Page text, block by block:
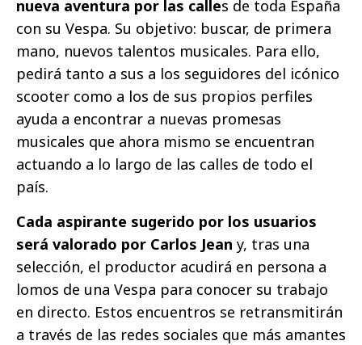
nueva aventura por las calles de toda España
con su Vespa. Su objetivo: buscar, de primera
mano, nuevos talentos musicales. Para ello,
pedirá tanto a sus a los seguidores del icónico
scooter como a los de sus propios perfiles
ayuda a encontrar a nuevas promesas
musicales que ahora mismo se encuentran
actuando a lo largo de las calles de todo el
país.
Cada aspirante sugerido por los usuarios
será valorado por Carlos Jean y, tras una
selección, el productor acudirá en persona a
lomos de una Vespa para conocer su trabajo
en directo. Estos encuentros se retransmitirán
a través de las redes sociales que más amantes